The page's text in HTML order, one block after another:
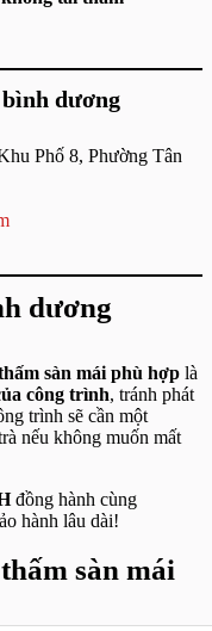
dương
Phố 8, Phường Tân
dương
sàn mái phù hợp là
công trình, tránh phát
trình sẽ cần một
nếu không muốn mất
đồng hành cùng
hành lâu dài!
sàn mái